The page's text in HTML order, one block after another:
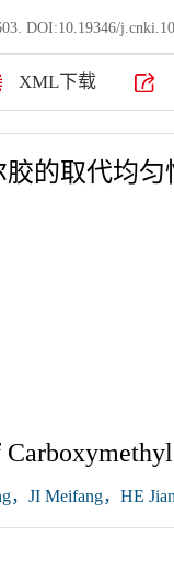
DOI:10.19346/
XML下载
的取代均匀
，JI Meifang，HE